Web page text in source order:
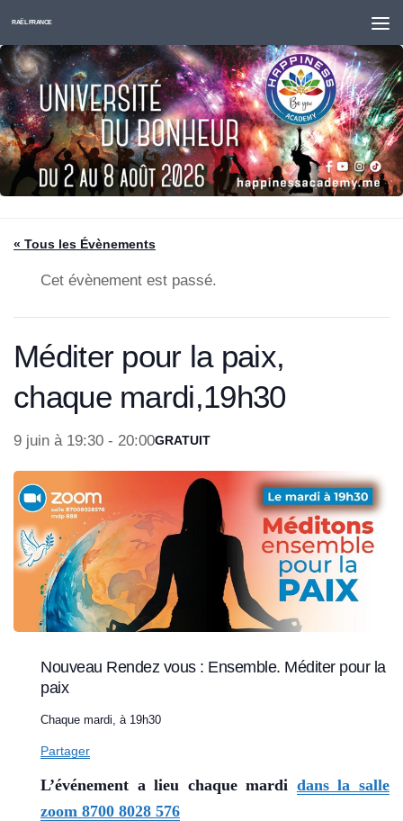
Skip to content
RAËL FRANCE
« Tous les Évènements
Cet évènement est passé.
Méditer pour la paix,
chaque mardi,19h30
9 juin à 19:30 - 20:00GRATUIT
Nouveau Rendez vous : Ensemble. Méditer pour la
paix
Chaque mardi, à 19h30
Partager
L’événement a lieu chaque mardi dans la salle
zoom 8700 8028 576